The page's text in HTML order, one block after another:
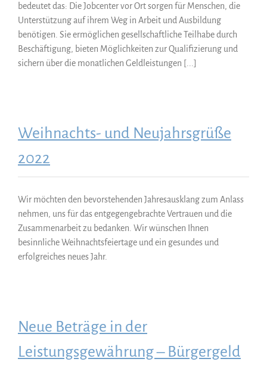
bedeutet das: Die Jobcenter vor Ort sorgen für Menschen, die
Unterstützung auf ihrem Weg in Arbeit und Ausbildung
benötigen. Sie ermöglichen gesellschaftliche Teilhabe durch
Beschäftigung, bieten Möglichkeiten zur Qualifizierung und
sichern über die monatlichen Geldleistungen [...]
Weihnachts- und Neujahrsgrüße
2022
Wir möchten den bevorstehenden Jahresausklang zum Anlass
nehmen, uns für das entgegengebrachte Vertrauen und die
Zusammenarbeit zu bedanken. Wir wünschen Ihnen
besinnliche Weihnachtsfeiertage und ein gesundes und
erfolgreiches neues Jahr.
Neue Beträge in der
Leistungsgewährung – Bürgergeld